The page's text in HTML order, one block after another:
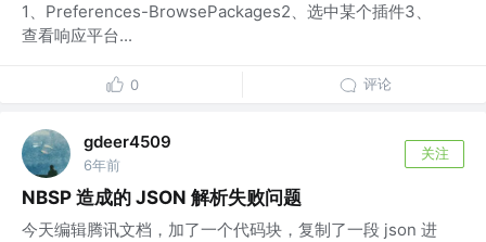
1、Preferences-BrowsePackages2、选中某个插件3、
查看响应平台...
0 评论
gdeer4509
6年前
关注
NBSP 造成的 JSON 解析失败问题
今天编辑腾讯文档，加了一个代码块，复制了一段 json 进